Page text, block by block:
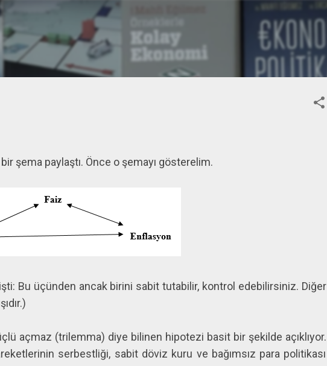
Ana içeriğe atla
bir şema paylaştı. Önce o şemayı gösterelim.
Bu üçünden ancak birini sabit tutabilir, kontrol edebilirsiniz. Diğer
açmaz (trilemma) diye bilinen hipotezi basit bir şekilde açıklıyor.
serbestliği, sabit döviz kuru ve bağımsız para politikası